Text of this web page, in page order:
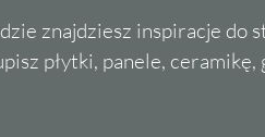
znajdziesz inspiracje do
płytki, panele,